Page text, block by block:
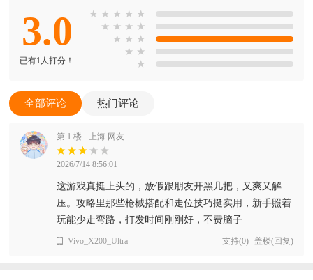
3.0
已有1人打分！
★ ★ ★ ★ ★
★ ★ ★ ★
★ ★ ★
★ ★
★
全部评论 热门评论
第 1 楼 上海 网友
2026/7/14 8:56:01
这游戏真挺上头的，放假跟朋友开黑几把，又爽又解
压。攻略里那些枪械搭配和走位技巧挺实用，新手照着
玩能少走弯路，打发时间刚刚好，不费脑子
Vivo_X200_Ultra 支持(0) 盖楼(回复)